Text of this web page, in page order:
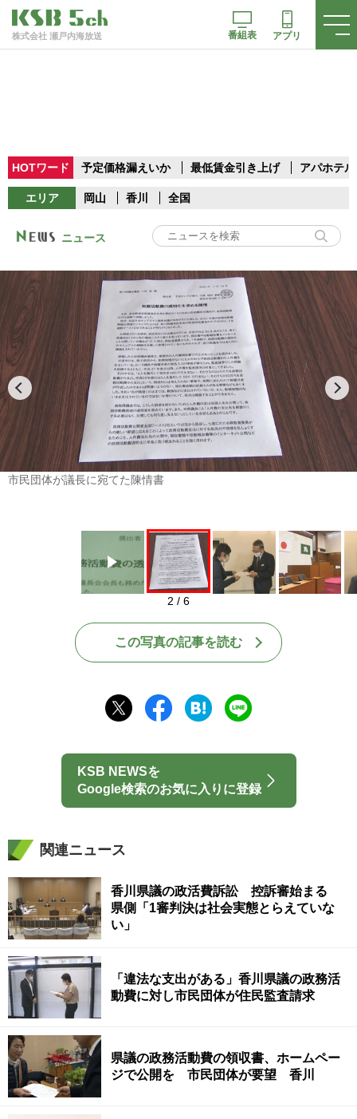
株式会社 瀬戸内海放送 番組表 アプリ
HOTワード 予定価格漏えいか 最低賃金引き上げ アパホテル
エリア 岡山 香川 全国
ニュース
Play
市民団体が議長に宛てた陳情書
2 / 6
この写真の記事を読む
KSB NEWSを
Google検索のお気に入りに登録
関連ニュース
香川県議の政活費訴訟 控訴審始まる
県側「1審判決は社会実態とらえていな
い」
「違法な支出がある」香川県議の政務活
動費に対し市民団体が住民監査請求
県議の政務活動費の領収書、ホームペー
ジで公開を 市民団体が要望 香川